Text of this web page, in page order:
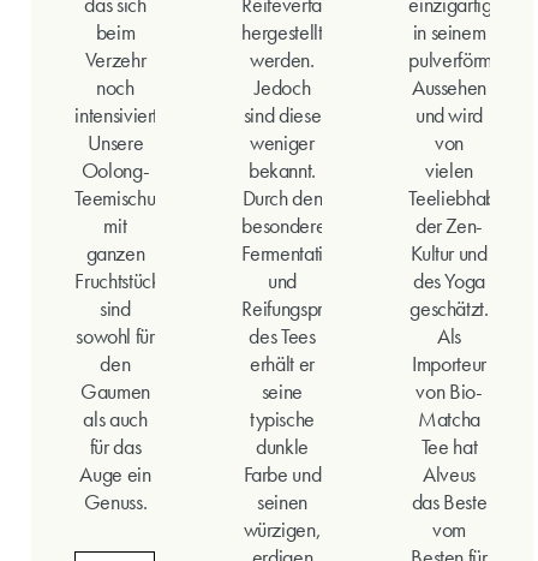
beim
Verzehr
noch
intensiviert.
Unsere
Oolong-
Teemischungen
mit
ganzen
Fruchtstücken
sind
sowohl für
den
Gaumen
als auch
für das
Auge ein
Genuss.
hergestellt
werden.
Jedoch
sind diese
weniger
bekannt.
Durch den
besonderen
Fermentations-
und
Reifungsprozess
des Tees
erhält er
seine
typische
dunkle
Farbe und
seinen
würzigen,
in seinem
pulverförmigen
Aussehen
und wird
von
vielen
der Zen-
Kultur und
des Yoga
geschätzt.
Als
Importeur
von Bio-
Matcha
Tee hat
Alveus
das Beste
vom